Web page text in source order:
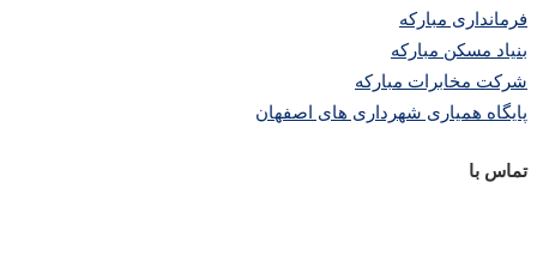
فرمانداری مبارکه
بنیاد مسکن مبارکه
شرکت مخابرات مبارکه
پایگاه همیاری شهرداری های اصفهان
تماس با